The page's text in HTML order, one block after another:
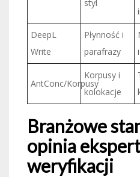
styl
DeepL
Write
Płynność i
parafrazy
AntConc/Korpusy
Korpusy i
kolokacje
Branżowe
opinia
weryfikacji